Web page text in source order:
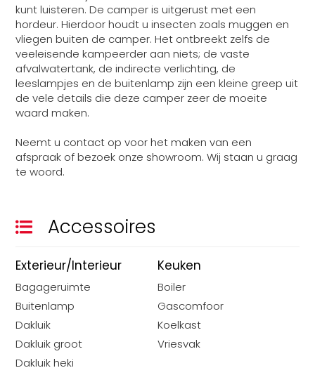
kunt luisteren. De camper is uitgerust met een
hordeur. Hierdoor houdt u insecten zoals muggen en
vliegen buiten de camper. Het ontbreekt zelfs de
veeleisende kampeerder aan niets; de vaste
afvalwatertank, de indirecte verlichting, de
leeslampjes en de buitenlamp zijn een kleine greep uit
de vele details die deze camper zeer de moeite
waard maken.
Neemt u contact op voor het maken van een
afspraak of bezoek onze showroom. Wij staan u graag
te woord.
Accessoires
Exterieur/Interieur
Bagageruimte
Buitenlamp
Dakluik
Dakluik groot
Dakluik heki
Keuken
Boiler
Gascomfoor
Koelkast
Vriesvak